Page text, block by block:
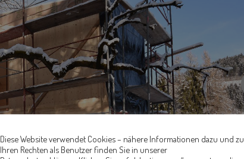
Diese Website verwendet Cookies – nähere Informationen dazu und zu
Ihren Rechten als Benutzer finden Sie in unserer